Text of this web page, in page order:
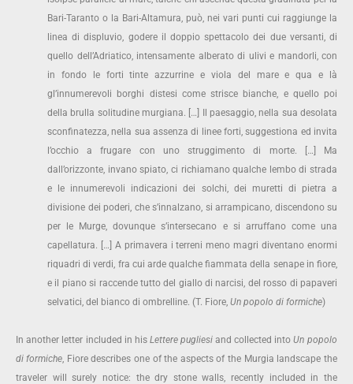
Bari-Taranto o la Bari-Altamura, può, nei vari punti cui raggiunge la
linea di displuvio, godere il doppio spettacolo dei due versanti, di
quello dell’Adriatico, intensamente alberato di ulivi e mandorli, con
in fondo le forti tinte azzurrine e viola del mare e qua e là
gl’innumerevoli borghi distesi come strisce bianche, e quello poi
della brulla solitudine murgiana. […] Il paesaggio, nella sua desolata
sconfinatezza, nella sua assenza di linee forti, suggestiona ed invita
l’occhio a frugare con uno struggimento di morte. […] Ma
dall’orizzonte, invano spiato, ci richiamano qualche lembo di strada
e le innumerevoli indicazioni dei solchi, dei muretti di pietra a
divisione dei poderi, che s’innalzano, si arrampicano, discendono su
per le Murge, dovunque s’intersecano e si arruffano come una
capellatura. […] A primavera i terreni meno magri diventano enormi
riquadri di verdi, fra cui arde qualche fiammata della senape in fiore,
e il piano si raccende tutto del giallo di narcisi, del rosso di papaveri
selvatici, del bianco di ombrelline. (T. Fiore, Un popolo di formiche)
In another letter included in his Lettere pugliesi and collected into Un popolo
di formiche , Fiore describes one of the aspects of the Murgia landscape the
traveler will surely notice: the dry stone walls, recently included in the